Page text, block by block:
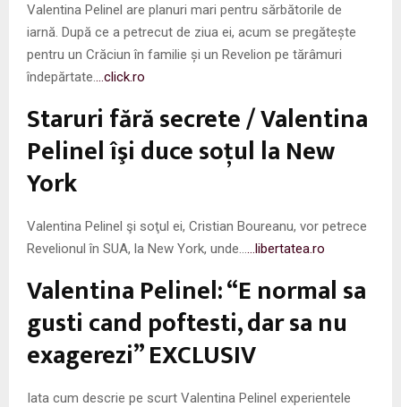
Valentina Pelinel are planuri mari pentru sărbătorile de
iarnă. După ce a petrecut de ziua ei, acum se pregătește
pentru un Crăciun în familie și un Revelion pe tărâmuri
îndepărtate.
…click.ro
Staruri fără secrete / Valentina
Pelinel îşi duce soţul la New
York
Valentina Pelinel şi soţul ei, Cristian Boureanu, vor petrece
Revelionul în SUA, la New York, un­de…
…libertatea.ro
Valentina Pelinel: “E normal sa
gusti cand poftesti, dar sa nu
exagerezi” EXCLUSIV
Iata cum descrie pe scurt Valentina Pelinel experientele